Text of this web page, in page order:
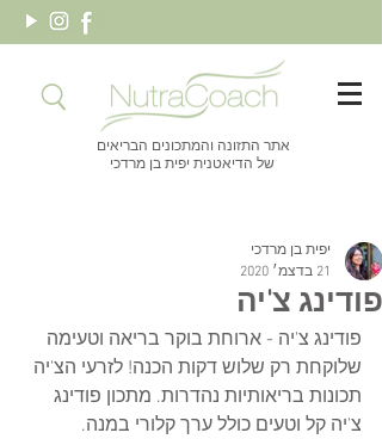
אתר התזונה והמתכונים הבריאים
של הדיאטנית יפית בן מרדכי
פודינג צ'יה
יפית בן מרדכי
21 בדצמ׳ 2020
פודינג צ'יה - ארוחת בוקר בריאה וטעימה
שלוקחת רק שלוש דקות הכנה! לזרעי הצ'יה
תכונות בריאותיות נהדרות. מתכון פודינג
צ'יה קל וטעים כולל ערך קלורי במנה.